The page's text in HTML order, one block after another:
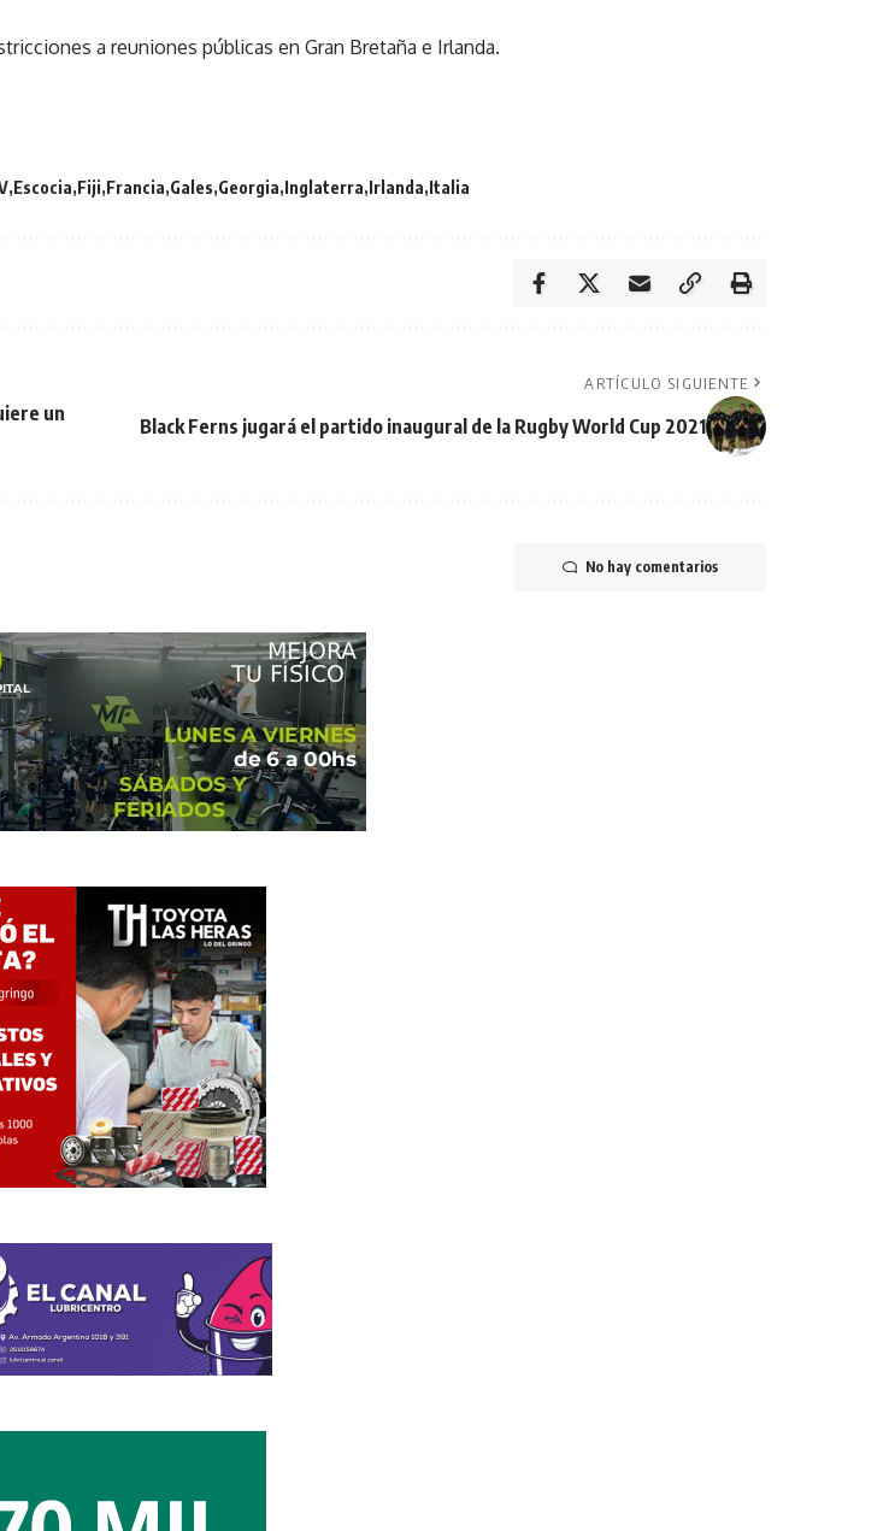
a reuniones públicas en Gran Bretaña e Irlanda.
Escocia Fiji Francia Gales Georgia Inglaterra Irlanda Italia
un
ARTÍCULO SIGUIENTE
Black Ferns jugará el partido inaugural de la Rugby World Cup 2021
No hay comentarios